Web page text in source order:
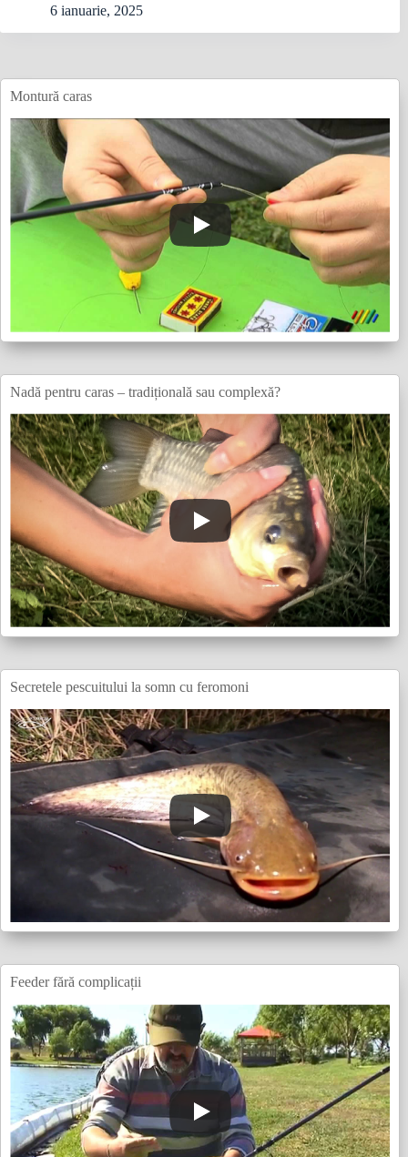
6 ianuarie, 2025
Montură caras
Nadă pentru caras – tradițională sau complexă?
Secretele pescuitului la somn cu feromoni
Feeder fără complicații